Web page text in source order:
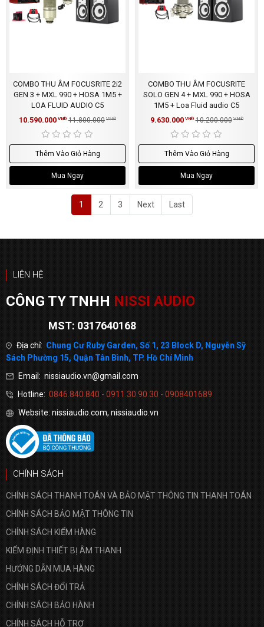
COMBO THU ÂM FOCUSRITE 2i2
GEN 3 + MXL 990 + HOSA 1M5 +
LOA FLUID AUDIO C5
10.590.000 VNĐ 11.800.000 VNĐ
Thêm Vào Giỏ Hàng
Mua Ngay
COMBO THU ÂM FOCUSRITE
SOLO GEN 4 + MXL 990 + HOSA
1M5 + Loa Fluid audio C5
9.630.000 VNĐ 10.200.000 VNĐ
Thêm Vào Giỏ Hàng
Mua Ngay
1 2 3 Next Last
LIÊN HỆ
CÔNG TY TNHH NISSI AUDIO
MST: 0317640168
Địa chỉ: Chung Cư Ruby Garden, Số 1, 23 Block D, Nguyễn Sỹ
Sách Phường 15, Quận Tân Bình, TP. Hồ Chí Minh
Email: nissiaudio.vn@gmail.com
Hotline: 0846.840.840 - 0911.30.90.30 - 0908401689
Website: nissiaudio.com, nissiaudio.vn
CHÍNH SÁCH
CHÍNH SÁCH THANH TOÁN VÀ BẢO MẬT THÔNG TIN THANH TOÁN
CHÍNH SÁCH BẢO MẬT THÔNG TIN
CHÍNH SÁCH KIỂM HÀNG
KIỂM ĐỊNH THIẾT BỊ ÂM THANH
HƯỚNG DẪN MUA HÀNG
CHÍNH SÁCH ĐỔI TRẢ
CHÍNH SÁCH BẢO HÀNH
CHÍNH SÁCH HỖ TRỢ